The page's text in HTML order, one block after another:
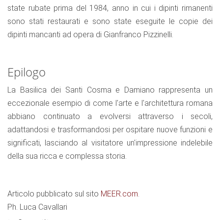
state rubate prima del 1984, anno in cui i dipinti rimanenti
sono stati restaurati e sono state eseguite le copie dei
dipinti mancanti ad opera di Gianfranco Pizzinelli.
Epilogo
La Basilica dei Santi Cosma e Damiano rappresenta un
eccezionale esempio di come l'arte e l'architettura romana
abbiano continuato a evolversi attraverso i secoli,
adattandosi e trasformandosi per ospitare nuove funzioni e
significati, lasciando al visitatore un'impressione indelebile
della sua ricca e complessa storia.
Articolo pubblicato sul sito MEER.com
Ph. Luca Cavallari